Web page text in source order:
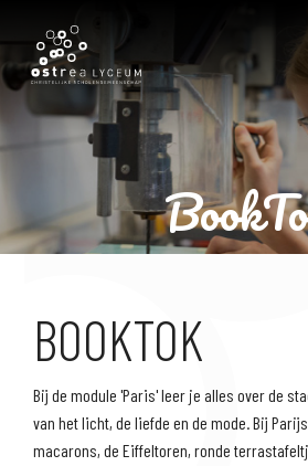
BOOKTOK
Bij de module 'Paris' leer je alles over de
van het licht, de liefde en de mode. Bij
macarons, de Eiffeltoren, ronde